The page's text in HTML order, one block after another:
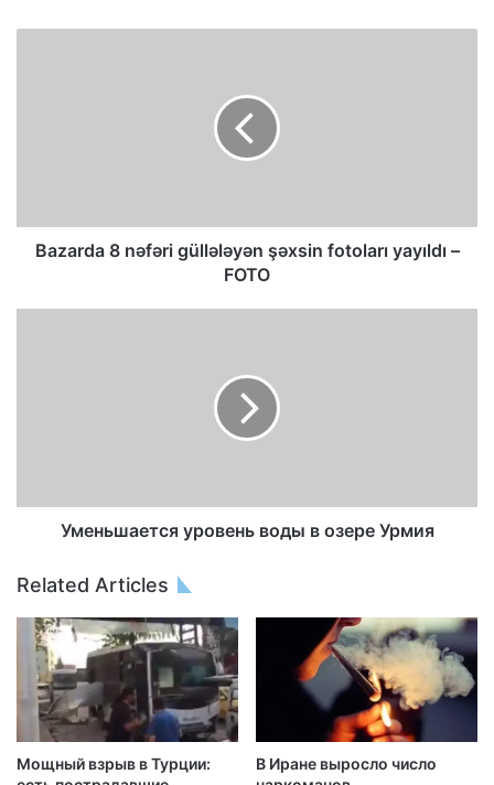
Bazarda 8 nəfəri güllələyən şəxsin fotoları yayıldı –
FOTO
Уменьшается уровень воды в озере Урмия
Related Articles
Мощный взрыв в Турции:
В Иране выросло число